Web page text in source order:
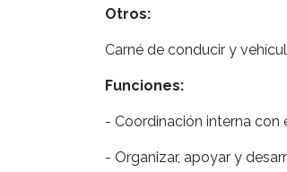
Otros:
Carné de conducir y
Funciones:
- Coordinación interna con
- Organizar, apoyar y